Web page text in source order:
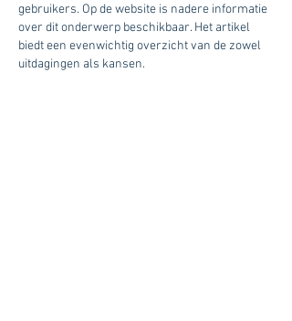
gebruikers. Op de website is nadere informatie
over dit onderwerp beschikbaar. Het artikel
biedt een evenwichtig overzicht van de zowel
uitdagingen als kansen.